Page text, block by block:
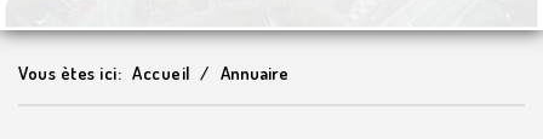
Vous ètes ici: Accueil Annuaire